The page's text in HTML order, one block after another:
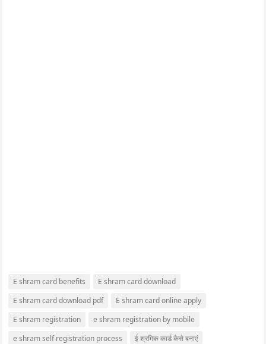
E shram card benefits
E shram card download
E shram card download pdf
E shram card online apply
E shram registration
e shram registration by mobile
e shram self registration process
ई श्रमिक कार्ड कैसे बनाएं